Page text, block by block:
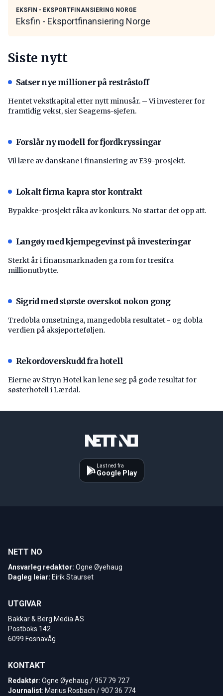
EKSFIN - EKSPORTFINANSIERING NORGE
Eksfin - Eksportfinansiering Norge
Siste nytt
Satser nye millioner på restråstoff
Hentet vekstkapital etter nytt minusår. – Vi investerer for
framtidig vekst, sier Seagems-sjefen.
Forslår ny modell for fjordkryssingar
Vil lære av danskane i finansiering av E39-prosjekt.
Lokalt firma kapra stor kontrakt
Bypakke-prosjekt råka av konkurs. No startar det opp att.
Langøy med kjempegevinst på investeringar
Sterkt år i finansmarknaden ga rom for tresifra
millionutbytte.
Sigrid med største overskot nokon gong
Tredobla omsetninga, mangedobla resultatet - og dobla
verdien på aksjeporteføljen.
Rekordoverskudd fra hotell
Eierne av Stryn Hotel kan lene seg på gode resultat for
søsterhotell i Lærdal.
Last ned fra
Google Play
NETT NO
Ansvarleg redaktør: Ogne Øyehaug
Dagleg leiar: Eirik Staurset
UTGIVAR
Bakkar & Berg Media AS
Postboks 142
6099 Fosnavåg
KONTAKT
Redaktør: Ogne Øyehaug / 957 79 727
Journalist: Marius Rosbach / 907 36 774